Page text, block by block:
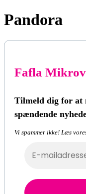
Pandora
Fafla
Tilmeld dig for at
spændende
Vi spammer ikke! Læs